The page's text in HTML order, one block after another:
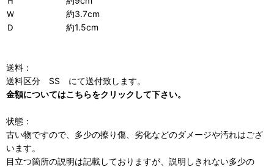
Ｗ 約3.7cm
Ｄ 約1.5cm
送料：
送料区分 SS にて送付致します。
金額についてはこちらをクリックして下さい。
状態：
古い物ですので、多少の擦り傷、劣化などのダメージや汚れはござ
います。
目立つ箇所の説明は記載しておりますが、説明しきれない多少の